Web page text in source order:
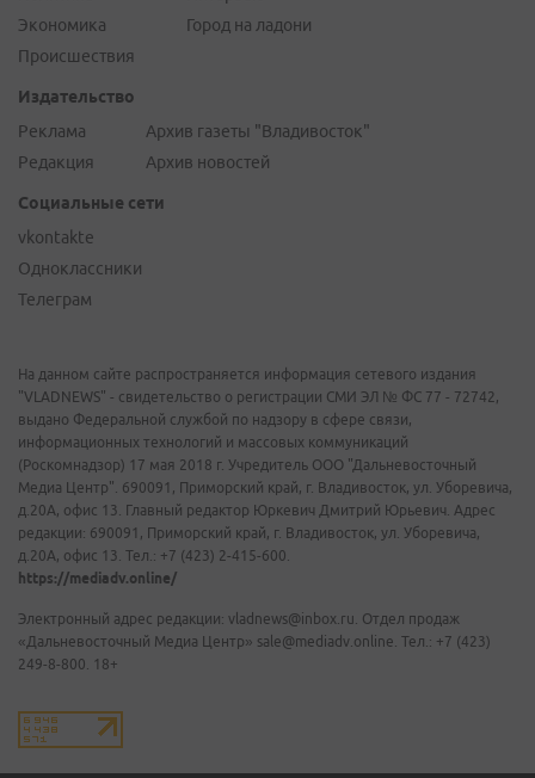
Экономика
Происшествия
Город на ладони
Издательство
Реклама
Редакция
Архив газеты "Владивосток"
Архив новостей
Социальные сети
vkontakte
Одноклассники
Телеграм
На данном сайте распространяется информация сетевого издания
"VLADNEWS" - свидетельство о регистрации СМИ ЭЛ № ФС 77 - 72742,
выдано Федеральной службой по надзору в сфере связи,
информационных технологий и массовых коммуникаций
(Роскомнадзор) 17 мая 2018 г. Учредитель ООО "Дальневосточный
Медиа Центр". 690091, Приморский край, г. Владивосток, ул. Уборевича,
д.20А, офис 13. Главный редактор Юркевич Дмитрий Юрьевич. Адрес
редакции: 690091, Приморский край, г. Владивосток, ул. Уборевича,
д.20А, офис 13. Тел.: +7 (423) 2-415-600.
https://mediadv.online/
Электронный адрес редакции: vladnews@inbox.ru. Отдел продаж
«Дальневосточный Медиа Центр» sale@mediadv.online. Тел.: +7 (423)
249-8-800. 18+